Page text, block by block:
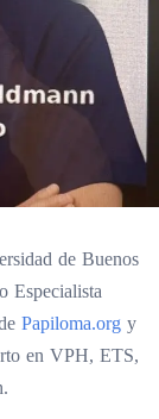
de Buenos
Especialista
Papiloma.org y
en VPH, ETS,